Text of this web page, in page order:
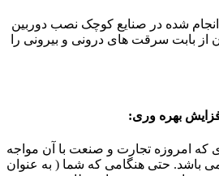
شده در صنایع کوچک نصب دوربین
بابت سرقت های درونی و بیرونی را
بهره وری:
که امروزه تجارت و صنعت با آن مواجه
باشد. حتی هنگامی که شما ( به عنوان